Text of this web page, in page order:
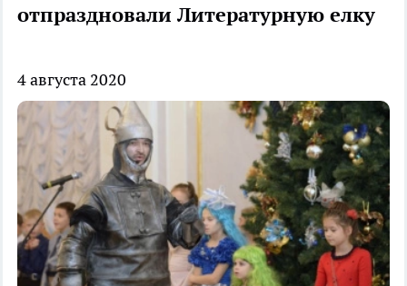
отпраздновали Литературную елку
4 августа 2020